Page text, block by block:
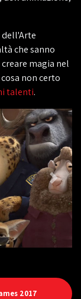
dell'Arte
che sanno
magia nel
non certo
talenti.
2017